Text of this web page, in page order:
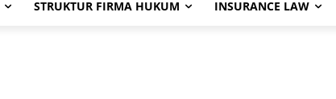
STRUKTUR FIRMA HUKUM INSURANCE LAW